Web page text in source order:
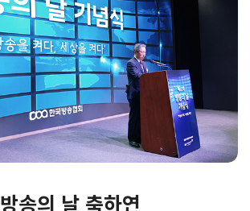
방송의 날 축하연